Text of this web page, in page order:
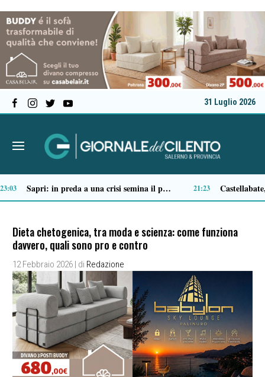
31 Luglio 2026
Tortorella celebra la Fiera di San Basilio: tra antichi mestieri, bestiame e la musica della Bandabardò 14:49
Dieta chetogenica, tra moda e scienza: come funziona
davvero, quali sono pro e contro
12 Febbraio 2026 | di Redazione